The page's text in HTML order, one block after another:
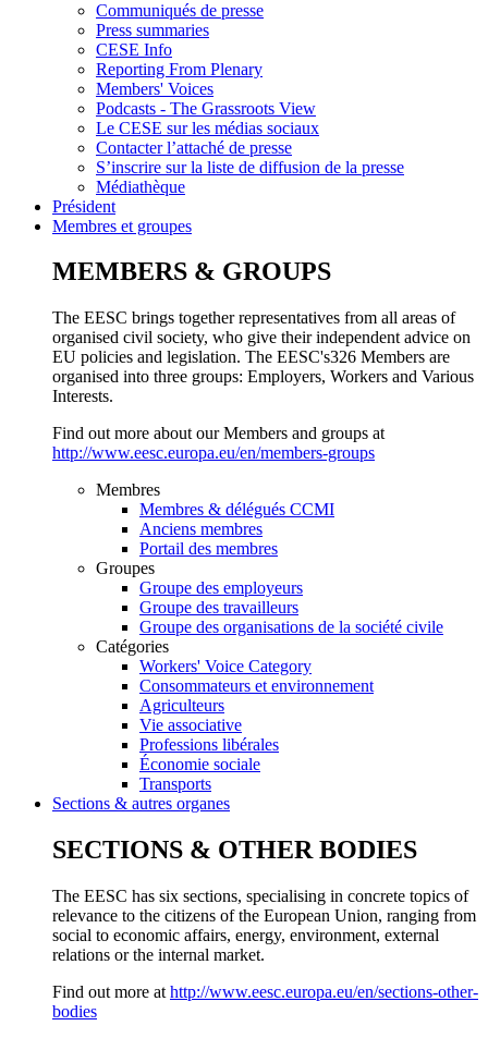
Communiqués de presse
Press summaries
CESE Info
Reporting From Plenary
Members' Voices
Podcasts - The Grassroots View
Le CESE sur les médias sociaux
Contacter l’attaché de presse
S’inscrire sur la liste de diffusion de la presse
Médiathèque
Président
Membres et groupes
MEMBERS & GROUPS
The EESC brings together representatives from all areas of
organised civil society, who give their independent advice on
EU policies and legislation. The EESC's326 Members are
organised into three groups: Employers, Workers and Various
Interests.
Find out more about our Members and groups at
http://www.eesc.europa.eu/en/members-groups
Membres
Membres & délégués CCMI
Anciens membres
Portail des membres
Groupes
Groupe des employeurs
Groupe des travailleurs
Groupe des organisations de la société civile
Catégories
Workers' Voice Category
Consommateurs et environnement
Agriculteurs
Vie associative
Professions libérales
Économie sociale
Transports
Sections & autres organes
SECTIONS & OTHER BODIES
The EESC has six sections, specialising in concrete topics of
relevance to the citizens of the European Union, ranging from
social to economic affairs, energy, environment, external
relations or the internal market.
Find out more at http://www.eesc.europa.eu/en/sections-other-
bodies